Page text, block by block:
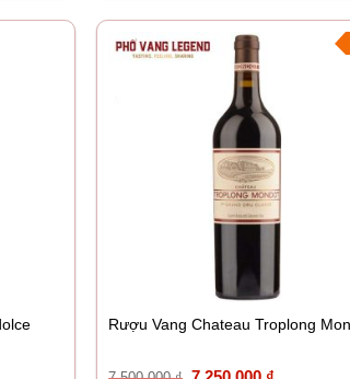
Rượu Vang Chateau Troplong
Giá